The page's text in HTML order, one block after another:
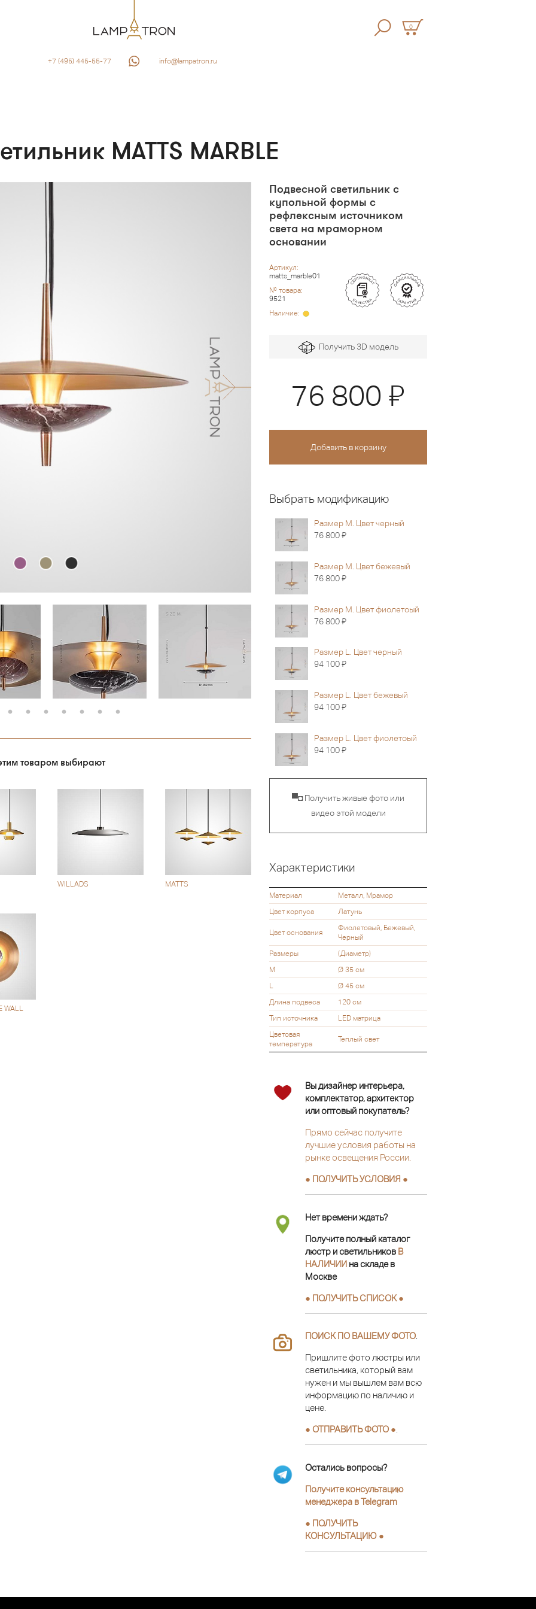
0
+7 (495) 445-55-77 info@lampatron.ru
MATTS MARBLE
товаром выбирают
WILLADS MATTS
WALL
Подвесной светильник с
купольной формы с
рефлексным источником
света на мраморном
основании
Артикул:
matts_marble01
№ товара:
9521
Наличие:
Получить 3D модель
76 800 Я
Выбрать модификацию
Размер M. Цвет черный
76 800Я
Размер M. Цвет бежевый
76 800Я
Размер M. Цвет фиолетоый
76 800Я
Размер L. Цвет черный
94 100Я
Размер L. Цвет бежевый
94 100Я
Размер L. Цвет фиолетоый
94 100Я
▀◘ Получить живые фото или
видео этой модели
Характеристики
Материал
Металл, Мрамор
Цвет корпуса
Латунь
Цвет основания
Фиолетовый, Бежевый,
Черный
Размеры
(Диаметр)
M
Ø 35 см
L
Ø 45 см
Длина подвеса
120 см
Тип источника
LED матрица
Цветовая
температура
Теплый свет
Вы дизайнер интерьера,
комплектатор, архитектор
или оптовый покупатель?
Прямо сейчас получите
лучшие условия работы на
рынке освещения России.
● ПОЛУЧИТЬ УСЛОВИЯ ●
Нет времени ждать?
Получите полный каталог
люстр и светильников В
НАЛИЧИИ на складе в
Москве
● ПОЛУЧИТЬ СПИСОК ●
ПОИСК ПО ВАШЕМУ ФОТО
Пришлите фото люстры или
светильника, который вам
нужен и мы вышлем вам всю
информацию по наличию и
цене.
● ОТПРАВИТЬ ФОТО ●
Остались вопросы?
Получите консультацию
менеджера в Telegram
● ПОЛУЧИТЬ
КОНСУЛЬТАЦИЮ ●